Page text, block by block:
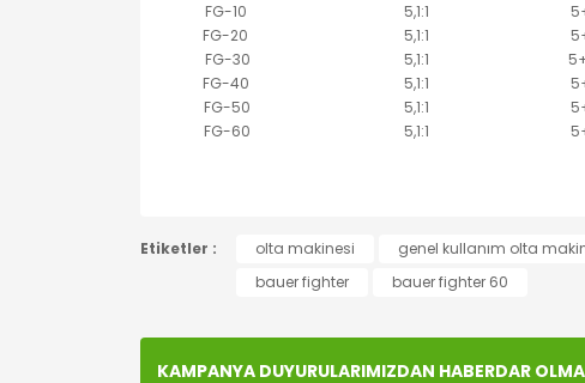
FG-10
5,1:1
FG-20
5,1:1
FG-30
5,1:1
FG-40
5,1:1
FG-50
5,1:1
FG-60
5,1:1
Görüş ve önerileriniz için teşekkür ederiz.
Ürün açıklamasında eksik bilgiler bulunuyor.
Ürün bilgilerinde hatalar bulunuyor.
Etiketler : olta makinesi genel kullanım olta
bauer fighter
bauer fighter 60
KAMPANYA DUYURULARIMIZDAN HABERDAR